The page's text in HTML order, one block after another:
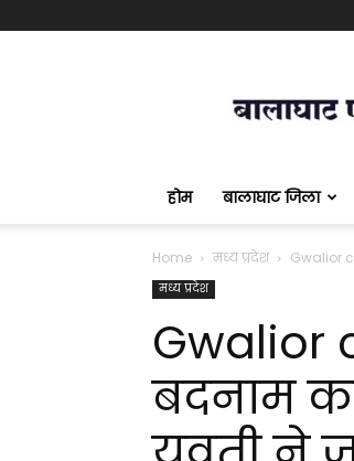
होम बालाघाट जिला
Home मध्य प्रदेश Gwalior
मध्य प्रदेश
Gwalior
बदनाम